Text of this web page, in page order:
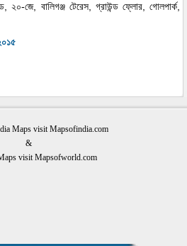
২০-জে, বালিগঞ্জ টেরেস, গ্রাউন্ড ফ্লোর, গোলপার্ক,
Maps visit Mapsofindia.com
&
visit Mapsofworld.com